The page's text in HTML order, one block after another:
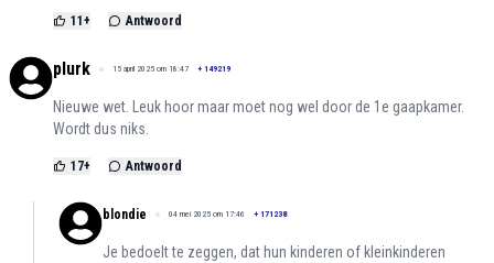
11+ Antwoord
plurk 15 april 2025 om 18:47 + 149219
Nieuwe wet. Leuk hoor maar moet nog wel door de 1e gaapkamer.
Wordt dus niks.
17+ Antwoord
blondie 04 mei 2025 om 17:46 + 171238
Je bedoelt te zeggen, dat hun kinderen of kleinkinderen